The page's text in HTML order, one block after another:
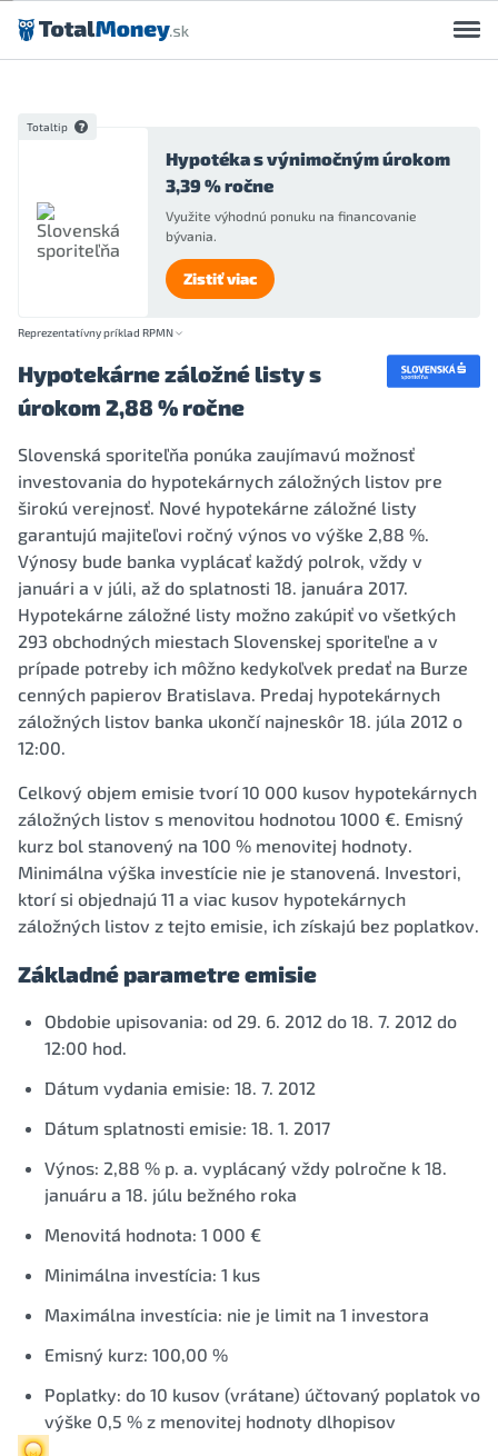
Preskočiť na obsah
Totaltip
Hypotéka s výnimočným úrokom
3,39 % ročne
Využite výhodnú ponuku na financovanie
bývania.
Zistiť viac
Reprezentatívny príklad RPMN
Hypotekárne záložné listy s
úrokom 2,88 % ročne
Slovenská sporiteľňa ponúka zaujímavú možnosť
investovania do hypotekárnych záložných listov pre
širokú verejnosť. Nové hypotekárne záložné listy
garantujú majiteľovi ročný výnos vo výške 2,88 %.
Výnosy bude banka vyplácať každý polrok, vždy v
januári a v júli, až do splatnosti 18. januára 2017.
Hypotekárne záložné listy možno zakúpiť vo všetkých
293 obchodných miestach Slovenskej sporiteľne a v
prípade potreby ich môžno kedykoľvek predať na Burze
cenných papierov Bratislava. Predaj hypotekárnych
záložných listov banka ukončí najneskôr 18. júla 2012 o
12:00.
Celkový objem emisie tvorí 10 000 kusov hypotekárnych
záložných listov s menovitou hodnotou 1000 €. Emisný
kurz bol stanovený na 100 % menovitej hodnoty.
Minimálna výška investície nie je stanovená. Investori,
ktorí si objednajú 11 a viac kusov hypotekárnych
záložných listov z tejto emisie, ich získajú bez poplatkov.
Základné parametre emisie
Obdobie upisovania: od 29. 6. 2012 do 18. 7. 2012 do
12:00 hod.
Dátum vydania emisie: 18. 7. 2012
Dátum splatnosti emisie: 18. 1. 2017
Výnos: 2,88 % p. a. vyplácaný vždy polročne k 18.
januáru a 18. júlu bežného roka
Menovitá hodnota: 1 000 €
Minimálna investícia: 1 kus
Maximálna investícia: nie je limit na 1 investora
Emisný kurz: 100,00 %
Poplatky: do 10 kusov (vrátane) účtovaný poplatok vo
výške 0,5 % z menovitej hodnoty dlhopisov